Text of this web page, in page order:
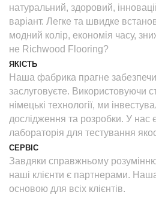
натуральний, здоровий,
варіант. Легке та швидке
модний колір, економія часу,
не Richwood Flooring?
ЯКІСТЬ
Наша фабрика прагне
заслуговуєте. Використовуючи
німецькі технології, ми
дослідження та розробки. У нас
лабораторія для тестування
СЕРВІС
Завдяки справжньому розумінню
наші клієнти є партнерами.
основою для всіх клієнтів.